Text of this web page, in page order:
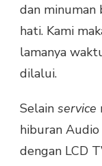
dan minuman
hati. Kami
lamanya
dilalui.
Selain service
hiburan Audio
dengan LCD